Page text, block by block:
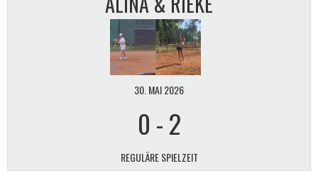
30. MAI 2026
0 -2
REGULÄRE SPIELZEIT